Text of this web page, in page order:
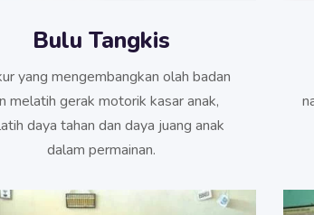
Bulu Tangkis
yang mengembangkan olah badan
melatih gerak motorik kasar anak,
daya tahan dan daya juang anak
dalam permainan.